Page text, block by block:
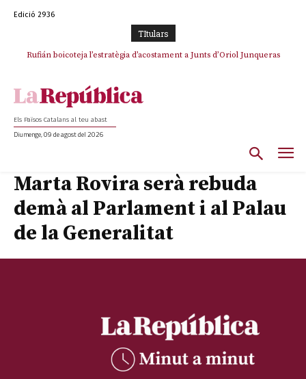
Edició 2936
TItulars
Rufián boicoteja l’estratègia d’acostament a Junts d’Oriol Junqueras
Els Països Catalans al teu abast
Diumenge, 09 de agost del 2026
Marta Rovira serà rebuda
demà al Parlament i al Palau
de la Generalitat